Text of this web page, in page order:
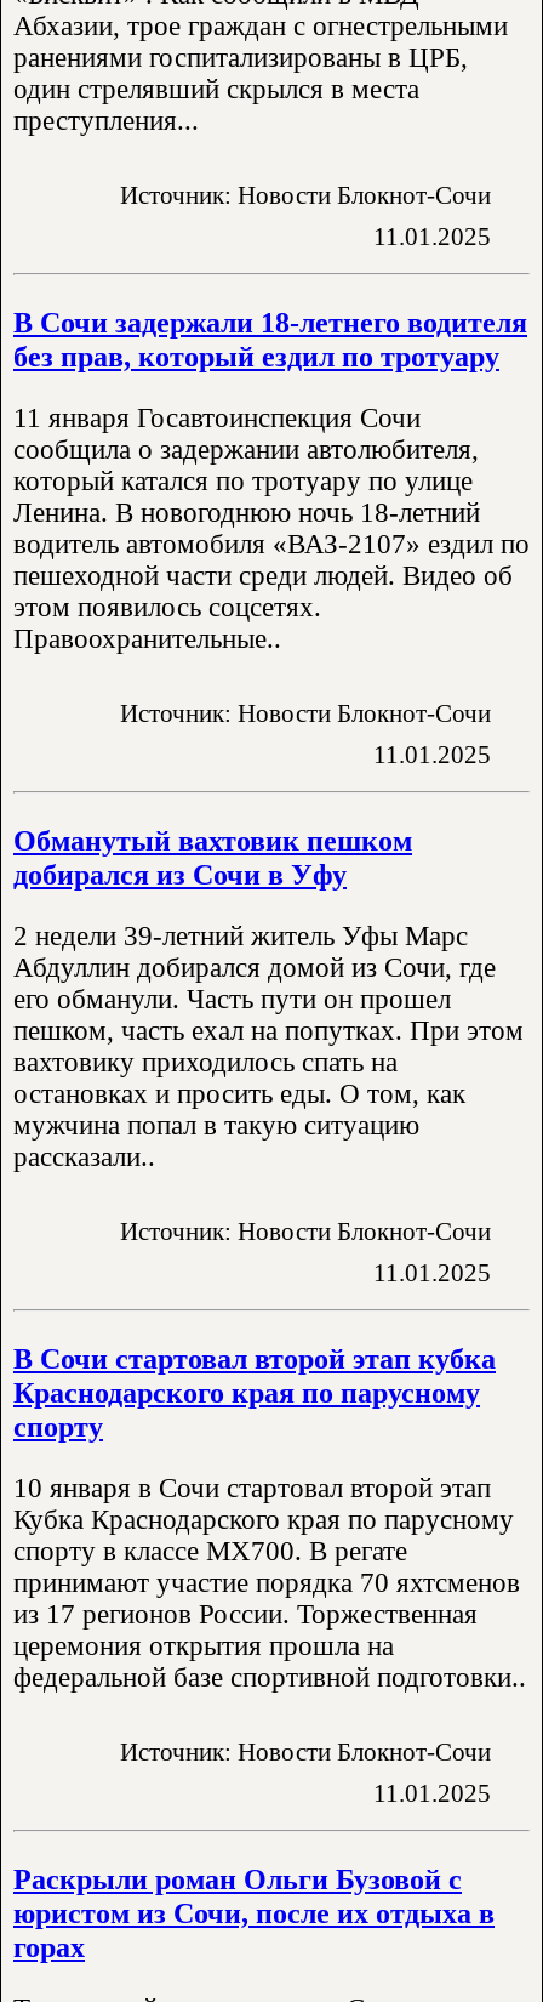
Абхазии, трое граждан с огнестрельными
ранениями госпитализированы в ЦРБ,
один стрелявший скрылся в места
преступления...
Источник: Новости Блокнот-Сочи
11.01.2025
В Сочи задержали 18-летнего водителя
без прав, который ездил по тротуару
11 января Госавтоинспекция Сочи
сообщила о задержании автолюбителя,
который катался по тротуару по улице
Ленина. В новогоднюю ночь 18-летний
водитель автомобиля «ВАЗ-2107» ездил по
пешеходной части среди людей. Видео об
этом появилось соцсетях.
Правоохранительные..
Источник: Новости Блокнот-Сочи
11.01.2025
Обманутый вахтовик пешком
добирался из Сочи в Уфу
2 недели 39-летний житель Уфы Марс
Абдуллин добирался домой из Сочи, где
его обманули. Часть пути он прошел
пешком, часть ехал на попутках. При этом
вахтовику приходилось спать на
остановках и просить еды. О том, как
мужчина попал в такую ситуацию
рассказали..
Источник: Новости Блокнот-Сочи
11.01.2025
В Сочи стартовал второй этап кубка
Краснодарского края по парусному
спорту
10 января в Сочи стартовал второй этап
Кубка Краснодарского края по парусному
спорту в классе MX700. В регате
принимают участие порядка 70 яхтсменов
из 17 регионов России. Торжественная
церемония открытия прошла на
федеральной базе спортивной подготовки..
Источник: Новости Блокнот-Сочи
11.01.2025
Раскрыли роман Ольги Бузовой с
юристом из Сочи, после их отдыха в
горах